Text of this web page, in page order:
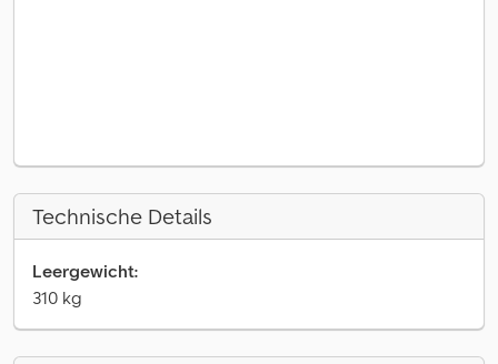
Technische Details
Leergewicht:
310 kg